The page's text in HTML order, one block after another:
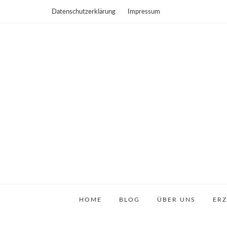
Datenschutzerklärung Impressum
HOME BLOG ÜBER UNS